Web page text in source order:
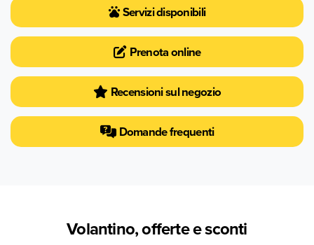
Servizi disponibili
Prenota online
Recensioni sul negozio
Domande frequenti
Volantino, offerte e sconti